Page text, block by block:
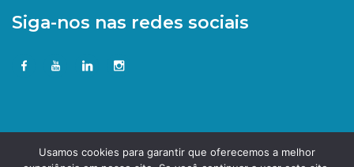
Siga-nos nas redes sociais
Usamos cookies para garantir que oferecemos a melhor